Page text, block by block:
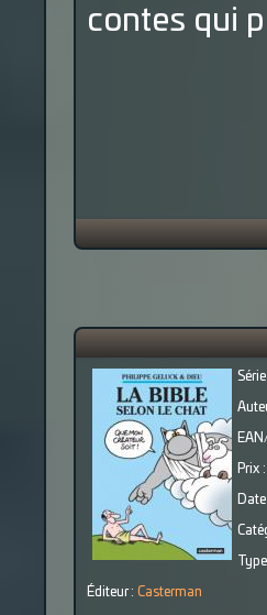
contes qui
Série
Prix :
Éditeur : Casterman